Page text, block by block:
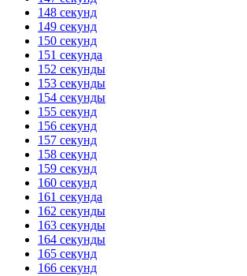
148 секунд
149 секунд
150 секунд
151 секунда
152 секунды
153 секунды
154 секунды
155 секунд
156 секунд
157 секунд
158 секунд
159 секунд
160 секунд
161 секунда
162 секунды
163 секунды
164 секунды
165 секунд
166 секунд